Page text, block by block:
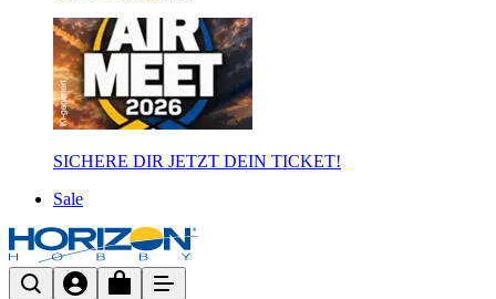
SICHERE DIR JETZT DEIN TICKET!
Sale